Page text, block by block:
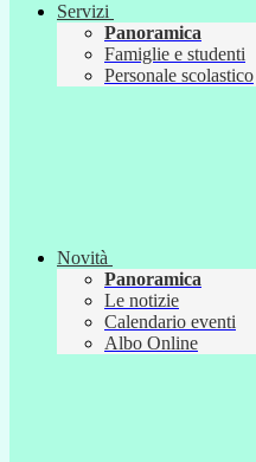
Servizi
Panoramica
Famiglie e studenti
Personale scolastico
Novità
Panoramica
Le notizie
Calendario eventi
Albo Online